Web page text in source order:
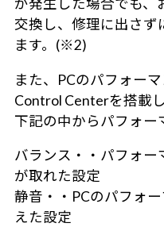
が発生した場合でも、
交換し、修理に出さず
ます。(※2)
また、PCのパフォー
Control Centerを搭載
下記の中からパフォー
バランス・・パフォー
が取れた設定
静音・・PCのパフォ
えた設定